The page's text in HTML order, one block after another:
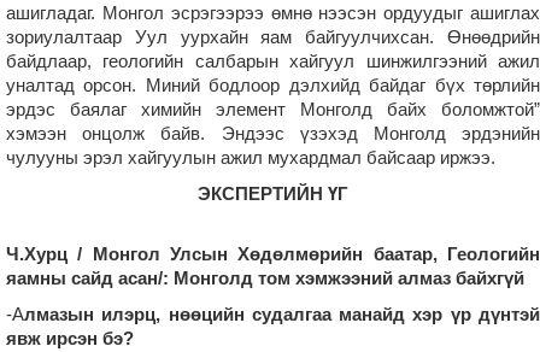
ашигладаг. Монгол эсрэгээрээ өмнө нээсэн ордуудыг ашиглах
зориулалтаар Уул уурхайн яам байгуулчихсан. Өнөөдрийн
байдлаар, геологийн салбарын хайгуул шинжилгээний ажил
уналтад орсон. Миний бодлоор дэлхийд байдаг бүх төрлийн
эрдэс баялаг химийн элемент Монголд байх боломжтой”
хэмээн онцолж байв. Эндээс үзэхэд Монголд эрдэнийн
чулууны эрэл хайгуулын ажил мухардмал байсаар иржээ.
ЭКСПЕРТИЙН ҮГ
Ч.Хурц / Монгол Улсын Хөдөлмөрийн баатар, Геологийн
яамны сайд асан/: Монголд том хэмжээний алмаз байхгүй
-Алмазын илэрц, нөөцийн судалгаа манайд хэр үр дүнтэй
явж ирсэн бэ?